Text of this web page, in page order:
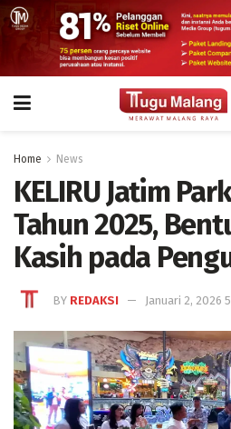
Home News
KELIRU Jatim
Tahun 2025,
Kasih pada
BY REDAKSI Januari 2, 2026